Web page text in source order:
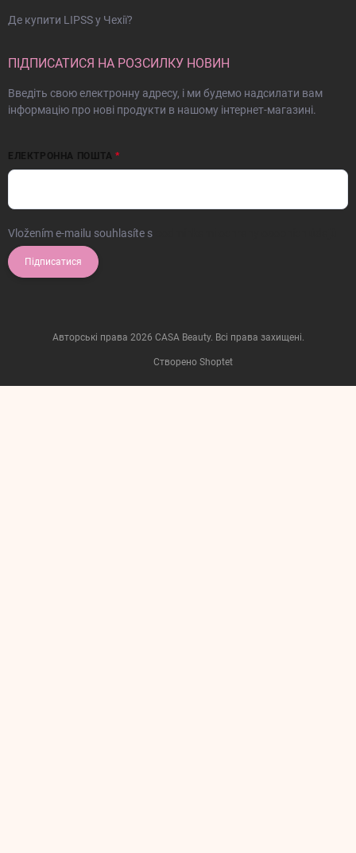
Де купити LIPSS у Чехії?
ПІДПИСАТИСЯ НА РОЗСИЛКУ НОВИН
Введіть свою електронну адресу, і ми будемо надсилати вам
інформацію про нові продукти в нашому інтернет-магазині.
ЕЛЕКТРОННА ПОШТА
Vložením e-mailu souhlasíte s
Підписатися
Створено Shoptet
Авторські права 2026 CASA Beauty. Всі права захищені.